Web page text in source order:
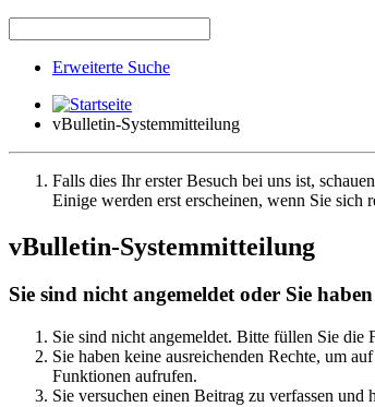
Erweiterte Suche
vBulletin-Systemmitteilung
Falls dies Ihr erster Besuch bei uns ist,
Einige werden erst erscheinen, wenn Sie sich
vBulletin-Systemmitteilung
Sie sind nicht angemeldet oder Sie
Sie sind nicht angemeldet. Bitte füllen Sie die
Sie haben keine ausreichenden Rechte, um
Funktionen aufrufen.
Sie versuchen einen Beitrag zu verfassen